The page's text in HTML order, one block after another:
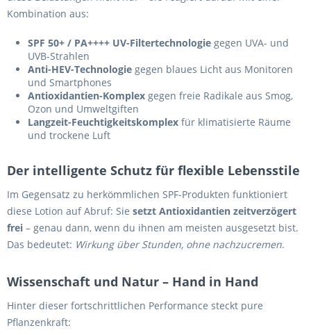
Kombination aus:
SPF 50+ / PA++++ UV-Filtertechnologie gegen UVA- und
UVB-Strahlen
Anti-HEV-Technologie gegen blaues Licht aus Monitoren
und Smartphones
Antioxidantien-Komplex gegen freie Radikale aus Smog,
Ozon und Umweltgiften
Langzeit-Feuchtigkeitskomplex für klimatisierte Räume
und trockene Luft
Der intelligente Schutz für flexible Lebensstile
Im Gegensatz zu herkömmlichen SPF-Produkten funktioniert
diese Lotion auf Abruf: Sie setzt Antioxidantien zeitverzögert
frei – genau dann, wenn du ihnen am meisten ausgesetzt bist.
Das bedeutet: Wirkung über Stunden, ohne nachzucremen.
Wissenschaft und Natur – Hand in Hand
Hinter dieser fortschrittlichen Performance steckt pure
Pflanzenkraft: